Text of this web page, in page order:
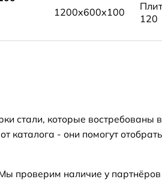
1200x600x100
120
стали, которые востребованы
каталога - они помогут
наличие у партнёров